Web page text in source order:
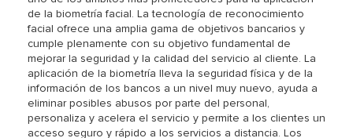
de la biometría facial. La tecnología de reconocimiento
facial ofrece una amplia gama de objetivos bancarios y
cumple plenamente con su objetivo fundamental de
mejorar la seguridad y la calidad del servicio al cliente. La
aplicación de la biometría lleva la seguridad física y de la
información de los bancos a un nivel muy nuevo, ayuda a
eliminar posibles abusos por parte del personal,
personaliza y acelera el servicio y permite a los clientes un
acceso seguro y rápido a los servicios a distancia. Los